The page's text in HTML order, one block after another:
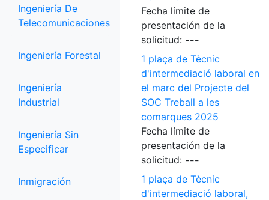
Ingeniería De
Telecomunicaciones
Ingeniería Forestal
Ingeniería
Industrial
Ingeniería Sin
Especificar
Inmigración
Fecha límite de
presentación de la
solicitud: ---
1 plaça de Tècnic
d'intermediació laboral en
el marc del Projecte del
SOC Treball a les
comarques 2025
Fecha límite de
presentación de la
solicitud: ---
1 plaça de Tècnic
d'intermediació laboral,